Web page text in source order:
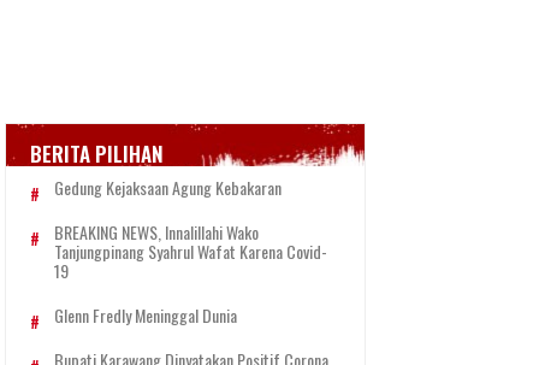
BERITA PILIHAN
Gedung Kejaksaan Agung Kebakaran
BREAKING NEWS, Innalillahi Wako
Tanjungpinang Syahrul Wafat Karena Covid-
19
Glenn Fredly Meninggal Dunia
Bupati Karawang Dinyatakan Positif Corona